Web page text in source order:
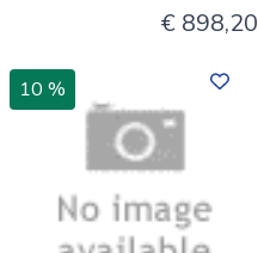
€ 898,20
10 %